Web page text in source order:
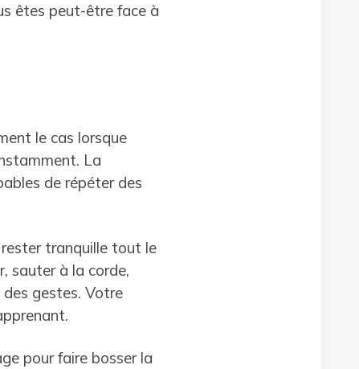
êtes peut-être face à
le cas lorsque
La
de répéter des
rester tranquille tout le
sauter à la corde,
gestes. Votre
pour faire bosser la